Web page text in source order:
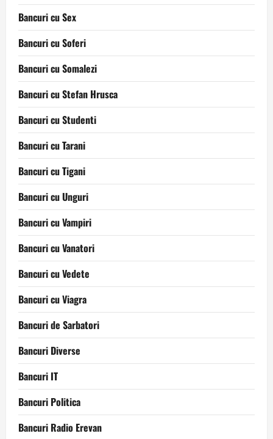
Bancuri cu Sex
Bancuri cu Soferi
Bancuri cu Somalezi
Bancuri cu Stefan Hrusca
Bancuri cu Studenti
Bancuri cu Tarani
Bancuri cu Tigani
Bancuri cu Unguri
Bancuri cu Vampiri
Bancuri cu Vanatori
Bancuri cu Vedete
Bancuri cu Viagra
Bancuri de Sarbatori
Bancuri Diverse
Bancuri IT
Bancuri Politica
Bancuri Radio Erevan